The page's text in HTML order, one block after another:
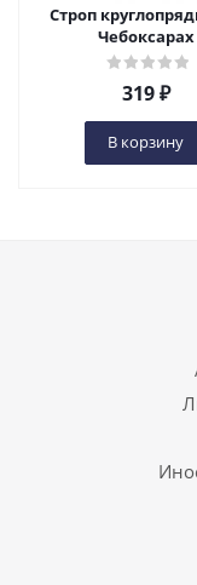
Строп
Чебоксарах
319₽
В корзину